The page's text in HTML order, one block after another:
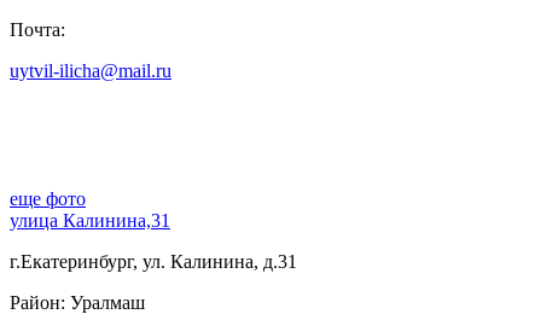
Почта:
uytvil-ilicha@mail.ru
еще фото
улица Калинина,31
г.Екатеринбург, ул. Калинина, д.31
Район: Уралмаш